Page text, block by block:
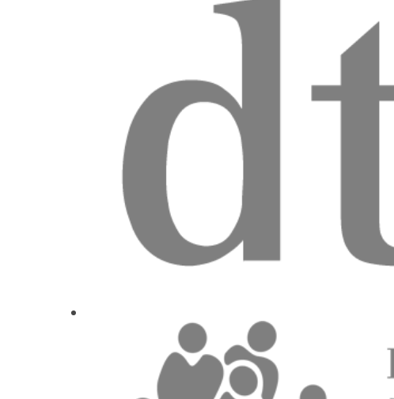
Reabilitação da maxila atrófica:
Estratégias para promoção de saúde bucal do
Fabiano Vieira Vilhena